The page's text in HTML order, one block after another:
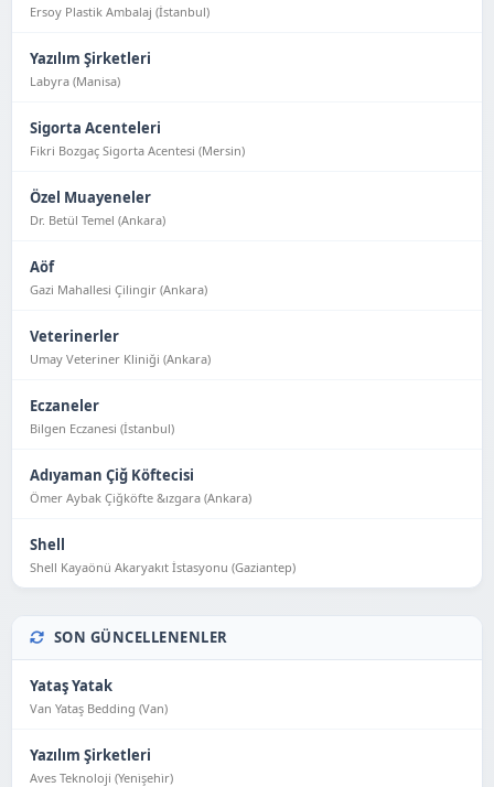
Ersoy Plastik Ambalaj (İstanbul)
Yazılım Şirketleri
Labyra (Manisa)
Sigorta Acenteleri
Fikri Bozgaç Sigorta Acentesi (Mersin)
Özel Muayeneler
Dr. Betül Temel (Ankara)
Aöf
Gazi Mahallesi Çilingir (Ankara)
Veterinerler
Umay Veteriner Kliniği (Ankara)
Eczaneler
Bilgen Eczanesi (İstanbul)
Adıyaman Çiğ Köftecisi
Ömer Aybak Çiğköfte &ızgara (Ankara)
Shell
Shell Kayaönü Akaryakıt İstasyonu (Gaziantep)
SON GÜNCELLENENLER
Yataş Yatak
Van Yataş Bedding (Van)
Yazılım Şirketleri
Aves Teknoloji (Yeni̇şehi̇r)